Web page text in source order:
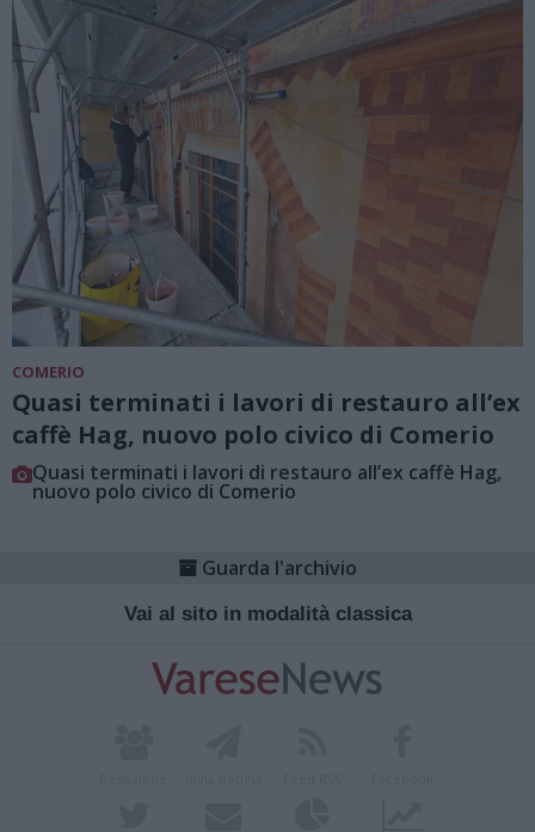
COMERIO
Quasi terminati i lavori di restauro all’ex
caffè Hag, nuovo polo civico di Comerio
Quasi terminati i lavori di restauro all’ex caffè Hag,
nuovo polo civico di Comerio
Guarda l'archivio
Vai al sito in modalità classica